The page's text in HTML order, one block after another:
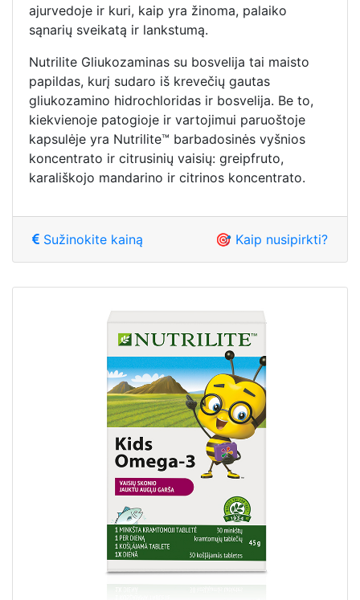
ajurvedoje ir kuri, kaip yra žinoma, palaiko
sąnarių sveikatą ir lankstumą.
Nutrilite Gliukozaminas su bosvelija tai maisto
papildas, kurį sudaro iš krevečių gautas
gliukozamino hidrochloridas ir bosvelija. Be to,
kiekvienoje patogioje ir vartojimui paruoštoje
kapsulėje yra Nutrilite™ barbadosinės vyšnios
koncentrato ir citrusinių vaisių: greipfruto,
karališkojo mandarino ir citrinos koncentrato.
Sužinokite kainą 🎯 Kaip nusipirkti?